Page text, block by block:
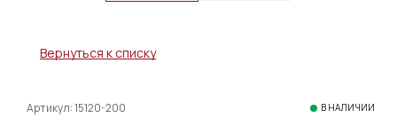
Вернуться к списку
Артикул: 15120-200 В НАЛИЧИИ